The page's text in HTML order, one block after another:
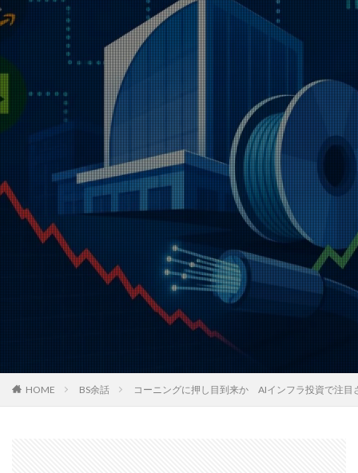
HOME BS余話 コーニングに押し目到来か AIインフラ投資で注目